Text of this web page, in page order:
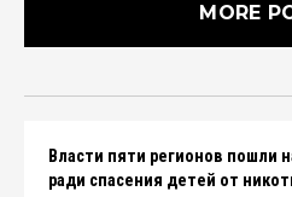
MORE
Власти пяти регионов пошли
ради спасения детей от